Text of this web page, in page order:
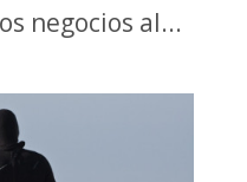
negocios al...